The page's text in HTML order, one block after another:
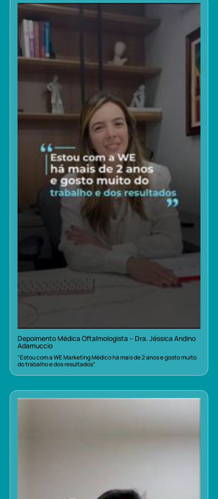
Depoimento Médica Oftalmologista – Dra. Jéssica Andino
Adamuccio
“Estou com a WE Marketing Médico há mais de 2 anos e gosto muito
do trabalho e dos resultados”